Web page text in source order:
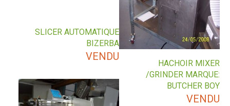
HACHOIR MIXER
/GRINDER MARQUE:
BUTCHER BOY
VENDU
SLICER AUTOMATIQUE
BIZERBA
VENDU